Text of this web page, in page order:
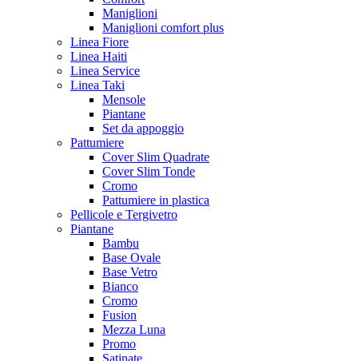
Maniglioni
Maniglioni comfort plus
Linea Fiore
Linea Haiti
Linea Service
Linea Taki
Mensole
Piantane
Set da appoggio
Pattumiere
Cover Slim Quadrate
Cover Slim Tonde
Cromo
Pattumiere in plastica
Pellicole e Tergivetro
Piantane
Bambu
Base Ovale
Base Vetro
Bianco
Cromo
Fusion
Mezza Luna
Promo
Satinate